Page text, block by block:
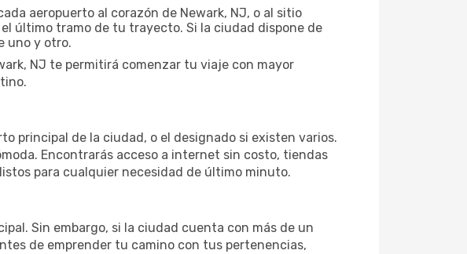
aeropuerto al corazón de Newark, NJ, o al sitio
último tramo de tu trayecto. Si la ciudad dispone de
uno y otro.
NJ te permitirá comenzar tu viaje con mayor
principal de la ciudad, o el designado si existen varios.
Encontrarás acceso a internet sin costo, tiendas
para cualquier necesidad de último minuto.
Sin embargo, si la ciudad cuenta con más de un
de emprender tu camino con tus pertenencias,